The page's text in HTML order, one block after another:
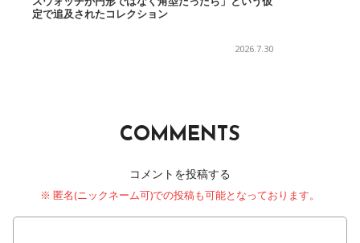
定で追及されたコレクション
2026.7.30
COMMENTS
コメントを投稿する
※ 匿名(ニックネーム可)での投稿も可能となっております。